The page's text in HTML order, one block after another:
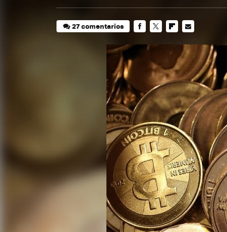
27 comentarios
MAIL